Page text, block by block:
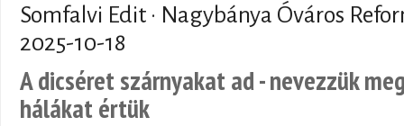
Somfalvi Edit · Nagybánya Óváros
2025-10-18
A dicséret szárnyakat ad - nevezzük
hálákat értük